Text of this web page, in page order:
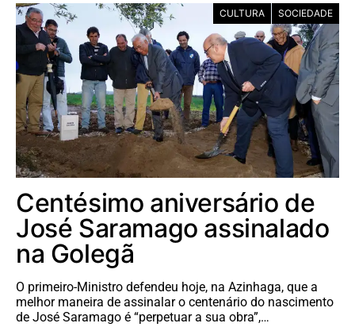
CULTURA SOCIEDADE
Centésimo aniversário de
José Saramago assinalado
na Golegã
O primeiro-Ministro defendeu hoje, na Azinhaga, que a
melhor maneira de assinalar o centenário do nascimento
de José Saramago é “perpetuar a sua obra”,…